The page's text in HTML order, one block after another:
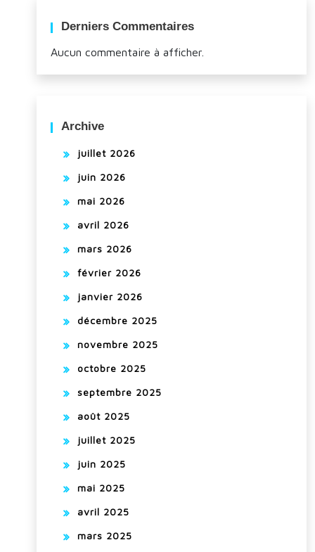
Derniers Commentaires
Aucun commentaire à afficher.
Archive
juillet 2026
juin 2026
mai 2026
avril 2026
mars 2026
février 2026
janvier 2026
décembre 2025
novembre 2025
octobre 2025
septembre 2025
août 2025
juillet 2025
juin 2025
mai 2025
avril 2025
mars 2025